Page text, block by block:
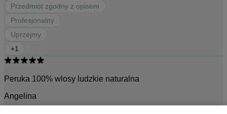
Przedmiot zgodny z opisem
Profesjonalny
Uprzejmy
+1
Peruka 100% wlosy ludzkie naturalna
Angelina